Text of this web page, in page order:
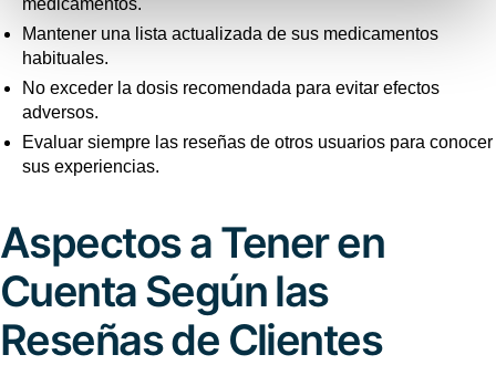
medicamentos.
Mantener una lista actualizada de sus medicamentos
habituales.
No exceder la dosis recomendada para evitar efectos
adversos.
Evaluar siempre las reseñas de otros usuarios para conocer
sus experiencias.
Aspectos a Tener en
Cuenta Según las
Reseñas de Clientes